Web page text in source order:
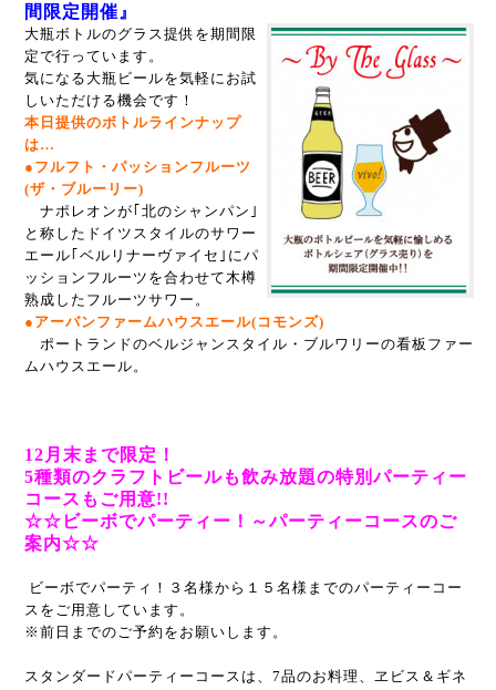
間限定開催』
大瓶ボトルのグラス提供を期間限
定で行っています。
気になる大瓶ビールを気軽にお試
しいただける機会です！
本日提供のボトルラインナップ
は…
●フルフト・パッションフルーツ
(ザ・ブルーリー)
ナポレオンが｢北のシャンパン｣
と称したドイツスタイルのサワー
エール｢ベルリナーヴァイセ｣にパ
ッションフルーツを合わせて木樽
熟成したフルーツサワー。
●アーバンファームハウスエール(コモンズ)
ポートランドのベルジャンスタイル・ブルワリーの看板ファー
ムハウスエール。
12月末まで限定！
5種類のクラフトビールも飲み放題の特別パーティー
コースもご用意!!
☆☆ビーボでパーティー！～パーティーコースのご
案内☆☆
ビーボでパーティ！ ３名様から１５名様までのパーティーコー
スをご用意しています。
※前日までのご予約をお願いします。
スタンダードパーティーコースは、7品のお料理、 ヱビス＆ギネ